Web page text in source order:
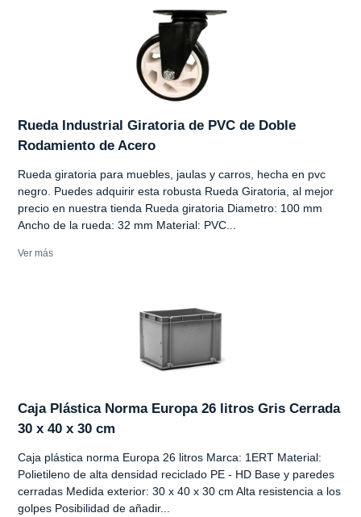
Rueda Industrial Giratoria de PVC de Doble
Rodamiento de Acero
Rueda giratoria para muebles, jaulas y carros, hecha en pvc
negro. Puedes adquirir esta robusta Rueda Giratoria, al mejor
precio en nuestra tienda Rueda giratoria Diametro: 100 mm
Ancho de la rueda: 32 mm Material: PVC...
Ver más
Caja Plástica Norma Europa 26 litros Gris Cerrada
30 x 40 x 30 cm
Caja plástica norma Europa 26 litros Marca: 1ERT Material:
Polietileno de alta densidad reciclado PE - HD Base y paredes
cerradas Medida exterior: 30 x 40 x 30 cm Alta resistencia a los
golpes Posibilidad de añadir...